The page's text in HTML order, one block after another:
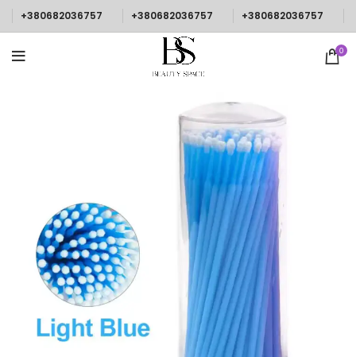
+380682036757 +380682036757 +380682036757
0